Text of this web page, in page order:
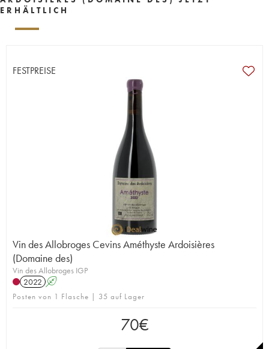
ERHÄLTLICH
FESTPREISE
Vin des Allobroges Cevins Améthyste Ardoisières
(Domaine des)
Vin des Allobroges IGP
2022 A
Posten von 1 Flasche | 35 auf Lager
70€